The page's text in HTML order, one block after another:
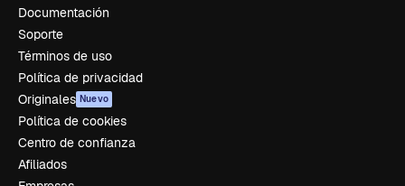
Documentación
Soporte
Términos de uso
Política de privacidad
Originales Nuevo
Política de cookies
Centro de confianza
Afiliados